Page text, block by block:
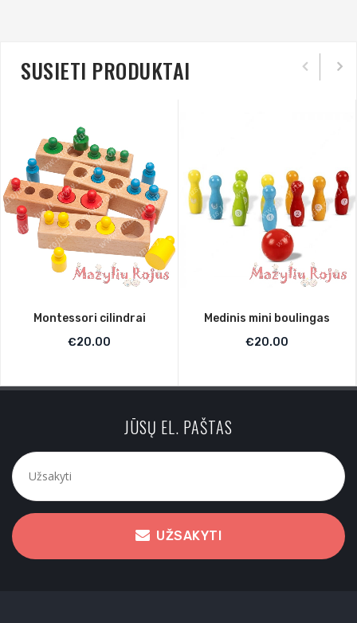
SUSIETI PRODUKTAI
Montessori cilindrai
€20.00
Medinis mini boulingas
€20.00
JŪSŲ EL. PAŠTAS
UŽSAKYTI